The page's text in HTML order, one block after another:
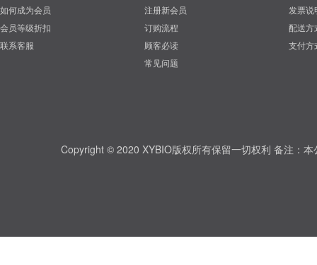
如何成为会员
会员等级折扣
联系客服
注册新会员
订购流程
顾客必读
常见问题
发票说
配送方
支付方
Copyright © 2020 XYBIO版权所有保留一切权利 备注：